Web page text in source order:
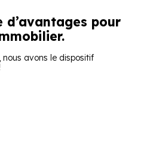
d’avantages pour
avons le dispositif